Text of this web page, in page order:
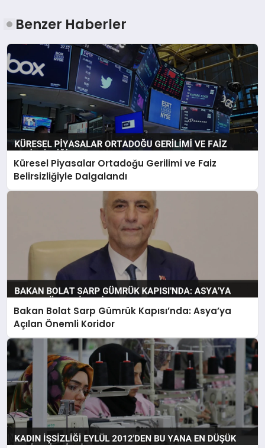
Benzer Haberler
Küresel Piyasalar Ortadoğu Gerilimi ve Faiz
Belirsizliğiyle Dalgalandı
Bakan Bolat Sarp Gümrük Kapısı’nda: Asya’ya
Açılan Önemli Koridor